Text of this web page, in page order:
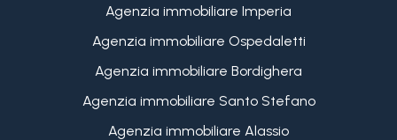
Agenzia immobiliare Imperia
Agenzia immobiliare Ospedaletti
Agenzia immobiliare Bordighera
Agenzia immobiliare Santo Stefano
Agenzia immobiliare Alassio